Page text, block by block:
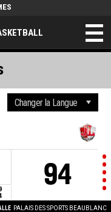
94
PALAIS DES SPORTS BEAUBLANC